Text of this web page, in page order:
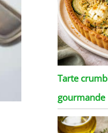
Tarte
gourmande